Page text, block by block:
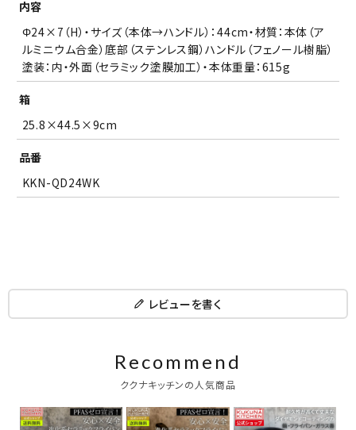
内容
Φ24×7（H）・サイズ（本体→ハンドル）：44cm・材質：本体（ア
ルミニウム合金）底部（ステンレス鋼）ハンドル（フェノール樹脂）
塗装：内・外面（セラミック塗膜加工）・本体重量：615g
箱
25.8×44.5×9cm
品番
KKN-QD24WK
レビューを書く
Recommend
ククナキッチンの人気商品